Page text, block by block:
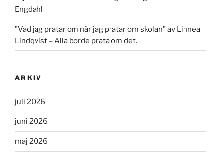
Engdahl
”Vad jag pratar om när jag pratar om skolan” av Linnea
Lindqvist – Alla borde prata om det.
ARKIV
juli 2026
juni 2026
maj 2026